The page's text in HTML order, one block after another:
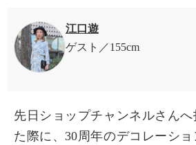
江口遊
ゲスト
155cm
先日ショップチャンネルさん
た際に、30周年のデコレーシ